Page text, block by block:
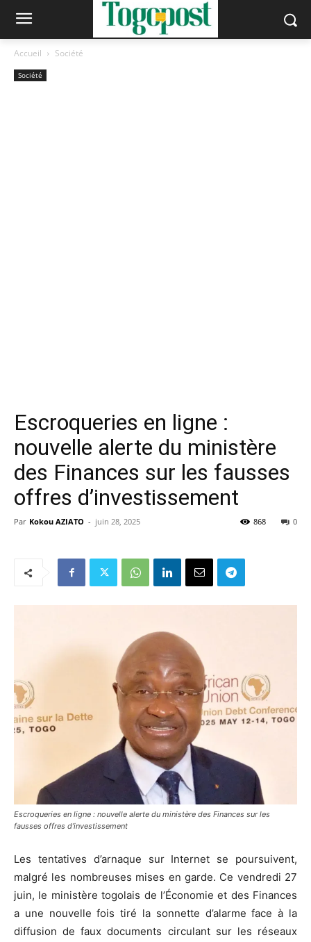
Accueil Société
Société
Escroqueries en ligne :
nouvelle alerte du ministère
des Finances sur les fausses
offres d’investissement
Par Kokou AZIATO - juin 28, 2025 0
868
Escroqueries en ligne : nouvelle alerte du ministère des Finances sur les
fausses offres d’investissement
Les tentatives d’arnaque sur Internet se poursuivent,
malgré les nombreuses mises en garde. Ce vendredi 27
juin, le ministère togolais de l’Économie et des Finances
a une nouvelle fois tiré la sonnette d’alarme face à la
diffusion de faux documents circulant sur les réseaux